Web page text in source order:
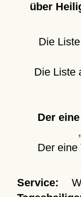
über
Die
Die Liste
Der
Der eine
Service: